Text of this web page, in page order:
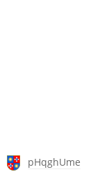
pHqghUme